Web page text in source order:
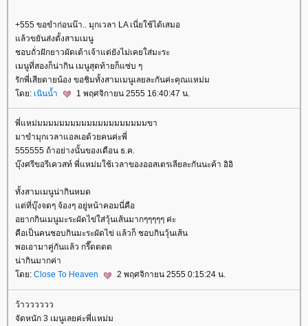
+555 ขอขำก่อนน๊า.. มุกเวลา LA เนี่ยใช้ได้เสมอ
ล้วขยันส่งตั้งสามเมนู
ชอบถั่วฝักยาวผัดเต้าเจ้าแต่ยังไม่เคยใส่มะระ
เมนูที่สองก็น่ากิน เมนูสุดท้ายก็แซ่บ ๆ
รักพี่เสียดายน้อง ขอชิมทั้งสามเมนูเลยละกันค่ะคุณแหม่ม
ดย: เนินน้ำ 1 พฤศจิกายน 2555 16:40:47 น.
พี่แหม่มมมมมมมมมมมมมมมมมมมมขา
มาขำมุกเวลาแอลเอด้วยคนค่ะพี่
555555 ถ้าอย่างนั้นของเดือน ธ.ค.
บุ๊งศรีขอรีเควสท์ พี่แหม่มใช้เวลาของออสเตรเลียละกันนะค้า อิอิ
ทั้งสามเมนูน่ากินหมด
ต่ที่บุ๊งจดๆ จ้องๆ อยู่หน้าคอมนี่คือ
อยากกินเมนูมะระผัดไข่ใส่วุ้นเส้นมากๆๆๆๆๆ ค่ะ
คือเป็นคนชอบกินมะระผัดไข่ แล้วก็ ชอบกินวุ้นเส้น
พอเอามาคู่กันแล้ว กรี๊ดดดด
น่ากินมากค่า
ดย: Close To Heaven 2 พฤศจิกายน 2555 0:15:24 น.
ว้าวววววว
จัดหนัก 3 เมนูเลยค่ะพี่แหม่ม